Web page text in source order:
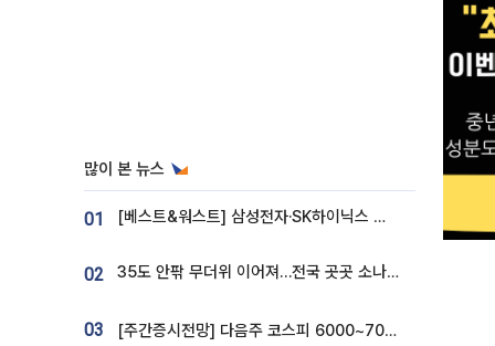
많이 본 뉴스
01 [베스트&워스트] 삼성전자·SK하이닉스 밀린 한 주…상상인증권은 85% 급등
02 35도 안팎 무더위 이어져…전국 곳곳 소나기 [오늘 날씨]
03 [주간증시전망] 다음주 코스피 6000~7000⋯“外人 수급은 정책이 변수”